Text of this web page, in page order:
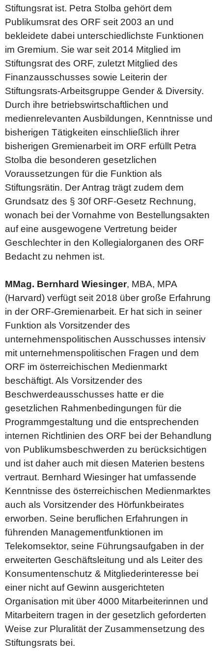
Stiftungsrat ist. Petra Stolba gehört dem
Publikumsrat des ORF seit 2003 an und
bekleidete dabei unterschiedlichste Funktionen
im Gremium. Sie war seit 2014 Mitglied im
Stiftungsrat des ORF, zuletzt Mitglied des
Finanzausschusses sowie Leiterin der
Stiftungsrats-Arbeitsgruppe Gender & Diversity.
Durch ihre betriebswirtschaftlichen und
medienrelevanten Ausbildungen, Kenntnisse und
bisherigen Tätigkeiten einschließlich ihrer
bisherigen Gremienarbeit im ORF erfüllt Petra
Stolba die besonderen gesetzlichen
Voraussetzungen für die Funktion als
Stiftungsrätin. Der Antrag trägt zudem dem
Grundsatz des § 30f ORF-Gesetz Rechnung,
wonach bei der Vornahme von Bestellungsakten
auf eine ausgewogene Vertretung beider
Geschlechter in den Kollegialorganen des ORF
Bedacht zu nehmen ist.
MMag. Bernhard Wiesinger, MBA, MPA
(Harvard) verfügt seit 2018 über große Erfahrung
in der ORF-Gremienarbeit. Er hat sich in seiner
Funktion als Vorsitzender des
unternehmenspolitischen Ausschusses intensiv
mit unternehmenspolitischen Fragen und dem
ORF im österreichischen Medienmarkt
beschäftigt. Als Vorsitzender des
Beschwerdeausschusses hatte er die
gesetzlichen Rahmenbedingungen für die
Programmgestaltung und die entsprechenden
internen Richtlinien des ORF bei der Behandlung
von Publikumsbeschwerden zu berücksichtigen
und ist daher auch mit diesen Materien bestens
vertraut. Bernhard Wiesinger hat umfassende
Kenntnisse des österreichischen Medienmarktes
auch als Vorsitzender des Hörfunkbeirates
erworben. Seine beruflichen Erfahrungen in
führenden Managementfunktionen im
Telekomsektor, seine Führungsaufgaben in der
erweiterten Geschäftsleitung und als Leiter des
Konsumentenschutz & Mitgliederinteresse bei
einer nicht auf Gewinn ausgerichteten
Organisation mit über 4000 Mitarbeiterinnen und
Mitarbeitern tragen in der gesetzlich geforderten
Weise zur Pluralität der Zusammensetzung des
Stiftungsrats bei.